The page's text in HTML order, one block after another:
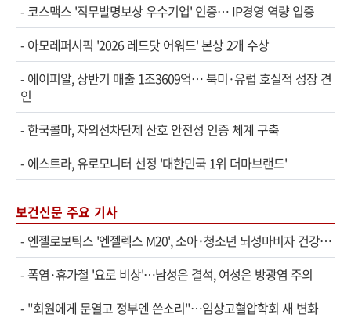
- 코스맥스 '직무발명보상 우수기업' 인증… IP경영 역량 입증
- 아모레퍼시픽 '2026 레드닷 어워드' 본상 2개 수상
- 에이피알, 상반기 매출 1조3609억… 북미·유럽 호실적 성장 견
인
- 한국콜마, 자외선차단제 산호 안전성 인증 체계 구축
- 에스트라, 유로모니터 선정 '대한민국 1위 더마브랜드'
보건신문 주요 기사
- 엔젤로보틱스 '엔젤렉스 M20', 소아·청소년 뇌성마비자 건강보험 확대 적용
- 폭염·휴가철 '요로 비상'…남성은 결석, 여성은 방광염 주의
- "회원에게 문열고 정부엔 쓴소리"…임상고혈압학회 새 변화